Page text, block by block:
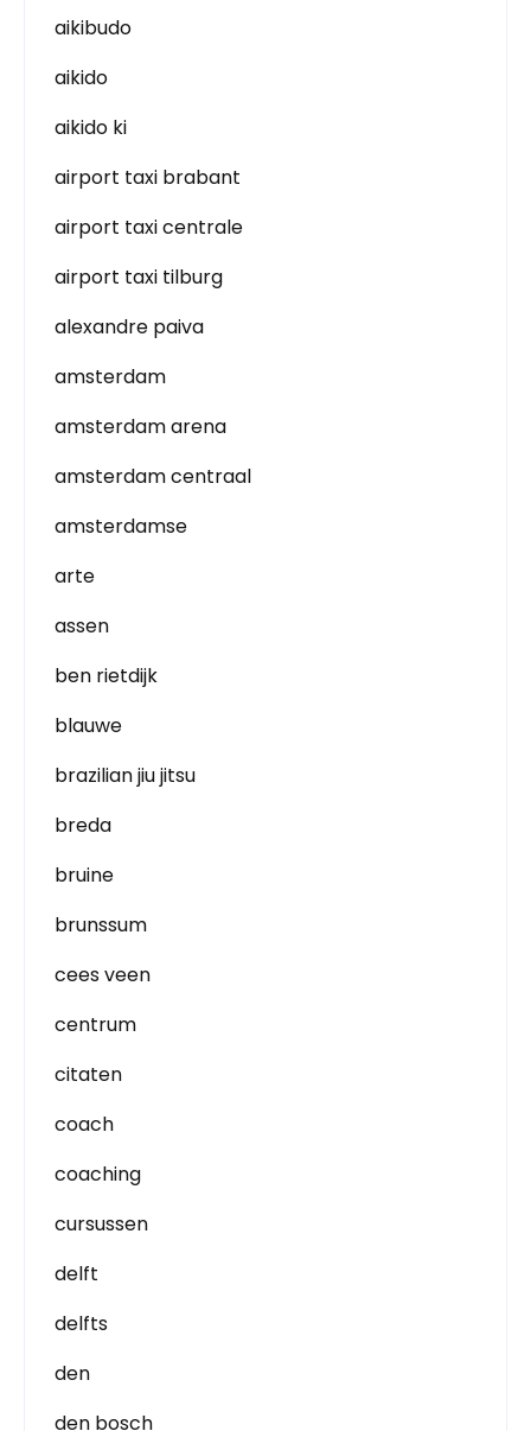
aikibudo
aikido
aikido ki
airport taxi brabant
airport taxi centrale
airport taxi tilburg
alexandre paiva
amsterdam
amsterdam arena
amsterdam centraal
amsterdamse
arte
assen
ben rietdijk
blauwe
brazilian jiu jitsu
breda
bruine
brunssum
cees veen
centrum
citaten
coach
coaching
cursussen
delft
delfts
den
den bosch